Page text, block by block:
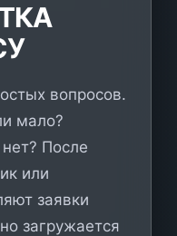
вопросов.
мало?
После
или
заявки
загружается